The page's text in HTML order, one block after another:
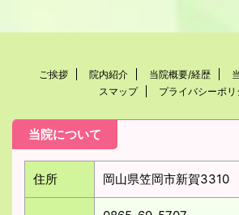
ご挨拶 院内紹介 当院概要/経歴
スマップ
プライバシーポリ
当院について
住所 岡山県笠岡市新賀3310